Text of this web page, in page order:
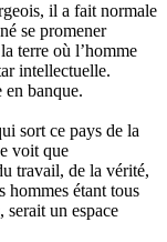
il a fait normale
se promener
terre où l’homme
intellectuelle.
en banque.
sort ce pays de la
voit que
travail, de la vérité,
hommes étant tous
serait un espace